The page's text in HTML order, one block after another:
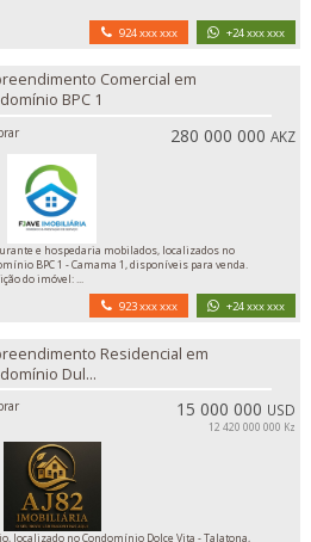
924 xxx xxx +24 xxx xxx
Comercial em
BPC 1
280 000 000AKZ
e hospedaria mobilados, localizados no
BPC 1 - Camama 1, disponíveis para venda.
Descrição do imóvel: ...
923 xxx xxx +24 xxx xxx
Residencial em
Dul...
15 000 000 USD
12 420 000 000 Kz
localizado no Condomínio Dolce Vita - Talatona,